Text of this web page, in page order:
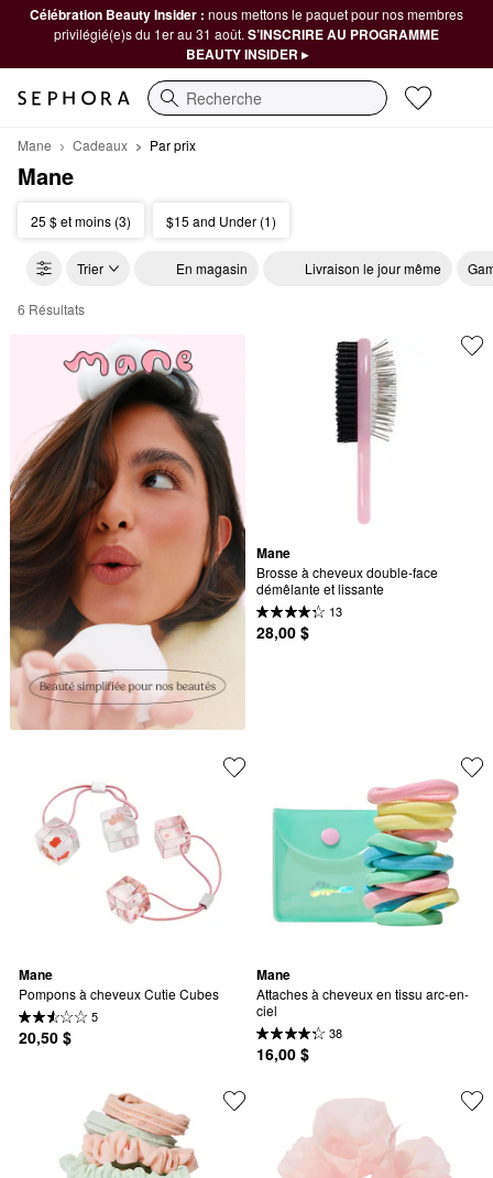
Célébration Beauty Insider : nous mettons le paquet pour nos membres
privilégié(e)s du 1er au 31 août. S’INSCRIRE AU PROGRAMME
BEAUTY INSIDER ▸
Recherche
Mane Cadeaux Par prix
Mane
25 $ et moins (3) $15 and Under (1)
Trier En magasin Livraison le jour même
Mane Par prix
6 Résultats
Mane
Brosse à cheveux double-face
démêlante et lissante
13
28,00 $
Mane
Pompons à cheveux Cutie Cubes
5
20,50 $
Mane
Attaches à cheveux en tissu arc-en-
ciel
38
16,00 $